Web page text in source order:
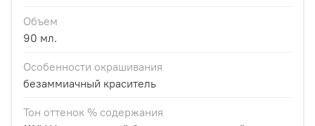
Объем
90 мл.
Особенности окрашивания
безаммиачный краситель
Тон оттенок % содержания